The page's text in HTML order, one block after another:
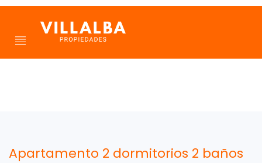
Apartamento 2 dormitorios 2 baños